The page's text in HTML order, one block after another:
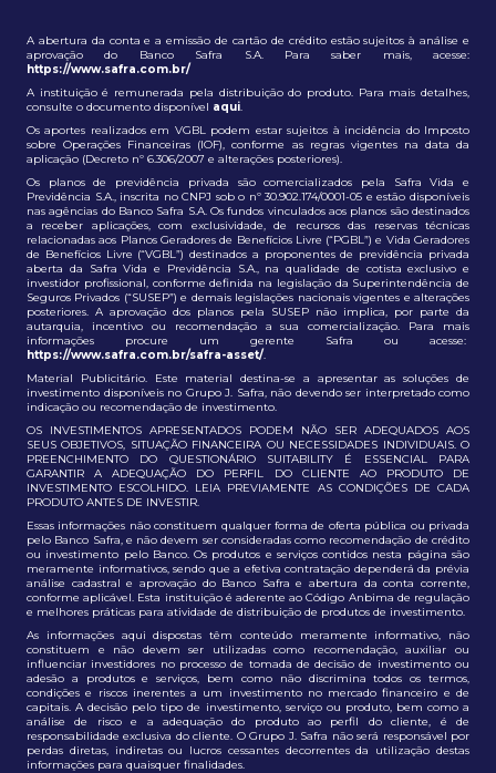
A abertura da conta e a emissão de cartão de crédito estão sujeitos à análise e
aprovação do Banco Safra S.A. Para saber mais, acesse:
https://www.safra.com.br/
A instituição é remunerada pela distribuição do produto. Para mais detalhes,
consulte o documento disponível aqui.
Os aportes realizados em VGBL podem estar sujeitos à incidência do Imposto
sobre Operações Financeiras (IOF), conforme as regras vigentes na data da
aplicação (Decreto nº 6.306/2007 e alterações posteriores).
Os planos de previdência privada são comercializados pela Safra Vida e
Previdência S.A., inscrita no CNPJ sob o nº 30.902.174/0001-05 e estão disponíveis
nas agências do Banco Safra S.A. Os fundos vinculados aos planos são destinados
a receber aplicações, com exclusividade, de recursos das reservas técnicas
relacionadas aos Planos Geradores de Benefícios Livre (“PGBL”) e Vida Geradores
de Benefícios Livre (“VGBL”) destinados a proponentes de previdência privada
aberta da Safra Vida e Previdência S.A., na qualidade de cotista exclusivo e
investidor profissional, conforme definida na legislação da Superintendência de
Seguros Privados (“SUSEP”) e demais legislações nacionais vigentes e alterações
posteriores. A aprovação dos planos pela SUSEP não implica, por parte da
autarquia, incentivo ou recomendação a sua comercialização. Para mais
informações procure um gerente Safra ou acesse:
https://www.safra.com.br/safra-asset/.
Material Publicitário. Este material destina-se a apresentar as soluções de
investimento disponíveis no Grupo J. Safra, não devendo ser interpretado como
indicação ou recomendação de investimento.
OS INVESTIMENTOS APRESENTADOS PODEM NÃO SER ADEQUADOS AOS
SEUS OBJETIVOS, SITUAÇÃO FINANCEIRA OU NECESSIDADES INDIVIDUAIS. O
PREENCHIMENTO DO QUESTIONÁRIO SUITABILITY É ESSENCIAL PARA
GARANTIR A ADEQUAÇÃO DO PERFIL DO CLIENTE AO PRODUTO DE
INVESTIMENTO ESCOLHIDO. LEIA PREVIAMENTE AS CONDIÇÕES DE CADA
PRODUTO ANTES DE INVESTIR.
Essas informações não constituem qualquer forma de oferta pública ou privada
pelo Banco Safra, e não devem ser consideradas como recomendação de crédito
ou investimento pelo Banco. Os produtos e serviços contidos nesta página são
meramente informativos, sendo que a efetiva contratação dependerá da prévia
análise cadastral e aprovação do Banco Safra e abertura da conta corrente,
conforme aplicável. Esta instituição é aderente ao Código Anbima de regulação
e melhores práticas para atividade de distribuição de produtos de investimento.
As informações aqui dispostas têm conteúdo meramente informativo, não
constituem e não devem ser utilizadas como recomendação, auxiliar ou
influenciar investidores no processo de tomada de decisão de investimento ou
adesão a produtos e serviços, bem como não discrimina todos os termos,
condições e riscos inerentes a um investimento no mercado financeiro e de
capitais. A decisão pelo tipo de investimento, serviço ou produto, bem como a
análise de risco e a adequação do produto ao perfil do cliente, é de
responsabilidade exclusiva do cliente. O Grupo J. Safra não será responsável por
perdas diretas, indiretas ou lucros cessantes decorrentes da utilização destas
informações para quaisquer finalidades.